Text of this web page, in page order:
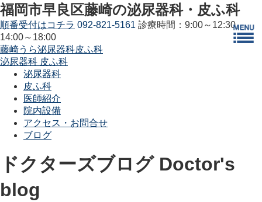
福岡市早良区藤崎の泌尿器科・皮ふ科
順番受付はコチラ 092-821-5161 診療時間：9:00～12:30、
14:00～18:00
藤崎うら泌尿器科皮ふ科
泌尿器科 皮ふ科
泌尿器科
皮ふ科
医師紹介
院内設備
アクセス・お問合せ
ブログ
ドクターズブログ Doctor's
blog